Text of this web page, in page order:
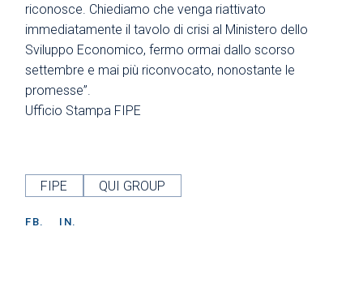
riconosce. Chiediamo che venga riattivato
immediatamente il tavolo di crisi al Ministero dello
Sviluppo Economico, fermo ormai dallo scorso
settembre e mai più riconvocato, nonostante le
promesse”.
Ufficio Stampa FIPE
FIPE QUI GROUP
FB. IN.